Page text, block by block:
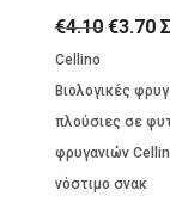
€4.10.
€4.10
was:
€4.10.
€3.70Η
Cellino
Βιολογικές
πλούσιες σε
φρυγανιών
νόστιμο σνακ